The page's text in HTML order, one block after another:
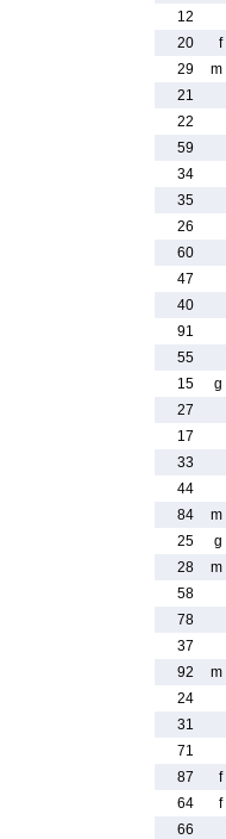
12
20
f
29
m
21
22
59
34
35
26
60
47
40
91
55
15
g
27
17
33
44
84
m
25
g
28
m
58
78
37
92
m
24
31
71
87
f
64
f
66